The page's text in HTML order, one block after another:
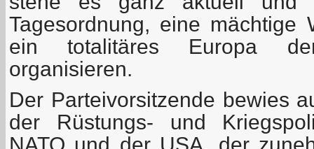
Tagesordnung, eine mächtige
ein totalitäres Europa
organisieren.
Der Parteivorsitzende bewies
der Rüstungs- und